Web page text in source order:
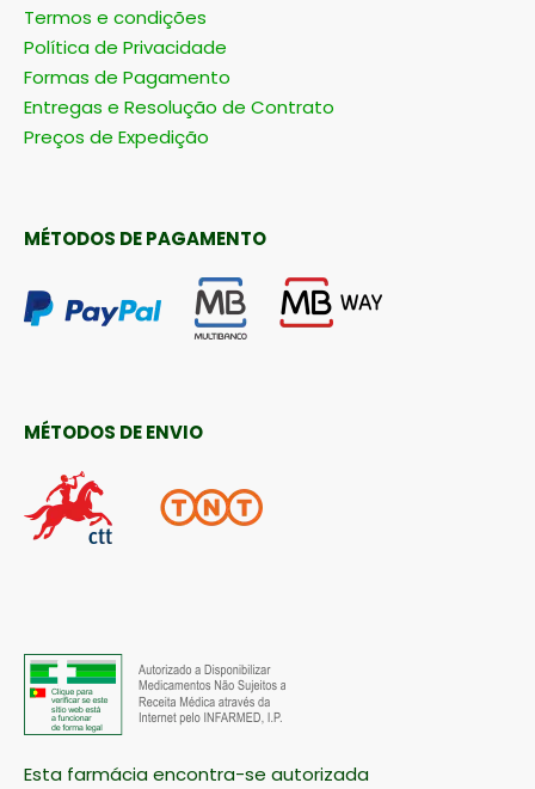
Termos e condições
Política de Privacidade
Formas de Pagamento
Entregas e Resolução de Contrato
Preços de Expedição
MÉTODOS DE PAGAMENTO
MÉTODOS DE ENVIO
Esta farmácia encontra-se autorizada